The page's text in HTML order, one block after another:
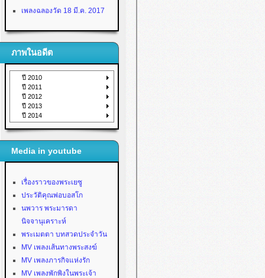
เพลงฉลองวัด 18 มี.ค. 2017
ภาพในอดีต
ปี 2010
ปี 2011
ปี 2012
ปี 2013
ปี 2014
Media in youtube
เรื่องราวของพระเยซู
ประวัติคุณพ่อบอสโก
นพวาร พระมารดา
นิจจานุเคราะห์
พระเมตตา บทสวดประจำวัน
MV เพลงเส้นทางพระสงฆ์
MV เพลงภารกิจแห่งรัก
MV เพลงพักพิงในพระเจ้า